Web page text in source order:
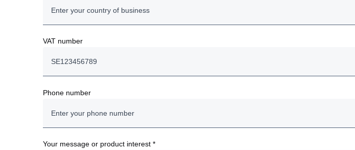
VAT number
Phone number
Your message or product interest *